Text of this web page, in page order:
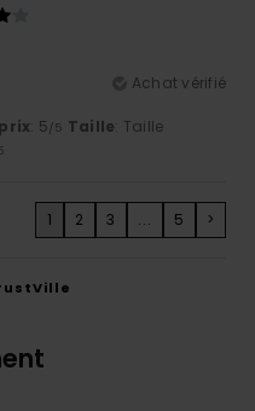
Achat vérifié
: 5/5 Taille: Taille
1 2 3 ... 5 >